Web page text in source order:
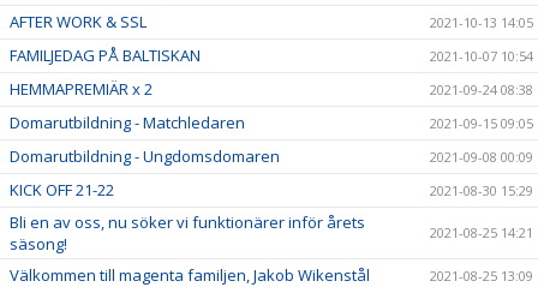
AFTER WORK & SSL 2021-10-13 14:05
FAMILJEDAG PÅ BALTISKAN 2021-10-07 10:54
HEMMAPREMIÄR x 2 2021-09-24 08:38
Domarutbildning - Matchledaren 2021-09-15 09:05
Domarutbildning - Ungdomsdomaren 2021-09-08 00:09
KICK OFF 21-22 2021-08-30 15:29
Bli en av oss, nu söker vi funktionärer inför årets
säsong!
2021-08-25 14:21
Välkommen till magenta familjen, Jakob Wikenstål 2021-08-25 13:09